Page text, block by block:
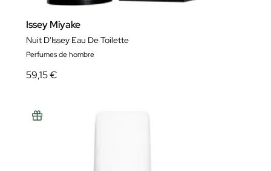
Issey Miyake
Nuit D'Issey Eau De Toilette
Perfumes de hombre
59,15 €